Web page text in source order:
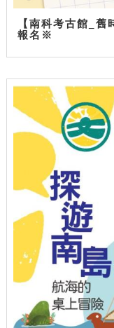
【南科考古館_
報名※